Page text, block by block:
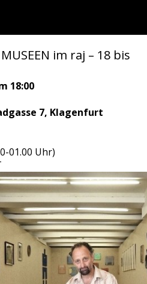
im raj – 18 bis
18:00
7, Klagenfurt
01.00 Uhr)